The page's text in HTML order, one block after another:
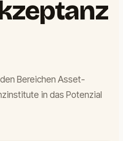
Bereichen Asset-
in das Potenzial